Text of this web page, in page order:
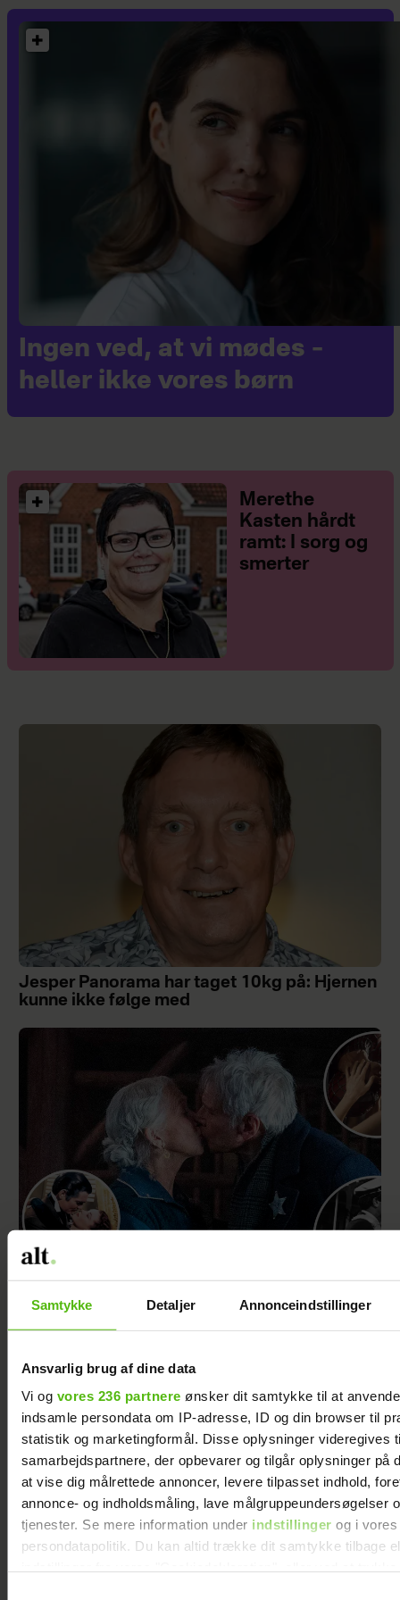
Samtykke Detaljer Annonceindstillinger
Ansvarlig brug af dine data
Vi og vores 236 partnere ønsker dit samtykke til at
indsamle persondata om IP-adresse, ID og din browser til
statistik og marketingformål. Disse oplysninger videregives
samarbejdspartnere, der opbevarer og tilgår oplysninger på
at vise dig målrettede annoncer, levere tilpasset indhold,
annonce- og indholdsmåling, lave målgruppeundersøgelser
tjenester. Se mere information under indstillinger og i vores
persondatapolitik. Du kan altid trække dit samtykke tilbage
Ingen ved, at vi mødes –
heller ikke vores børn
Merethe
Kasten hårdt
ramt: I sorg og
smerter
Jesper Panorama har taget 10kg på: Hjernen
kunne ikke følge med
Ni nybagte mødre mødtes første gang i en